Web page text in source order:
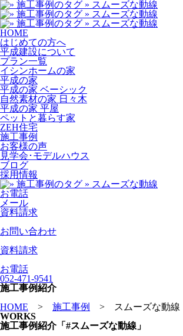
HOME
はじめての方へ
平成建設について
プラン一覧
イシンホームの家
平成の家
平成の家 ベーシック
自然素材の家 日々木
平成の家 平屋
ペットと暮らす家
ZEH住宅
施工事例
お客様の声
見学会･モデルハウス
ブログ
採用情報
お電話
メール
資料請求
お問い合わせ
資料請求
お電話
052-471-9541
施工事例紹介
HOME > 施工事例 >
スムーズな動線
WORKS
施工事例紹介「#スムーズな動線」